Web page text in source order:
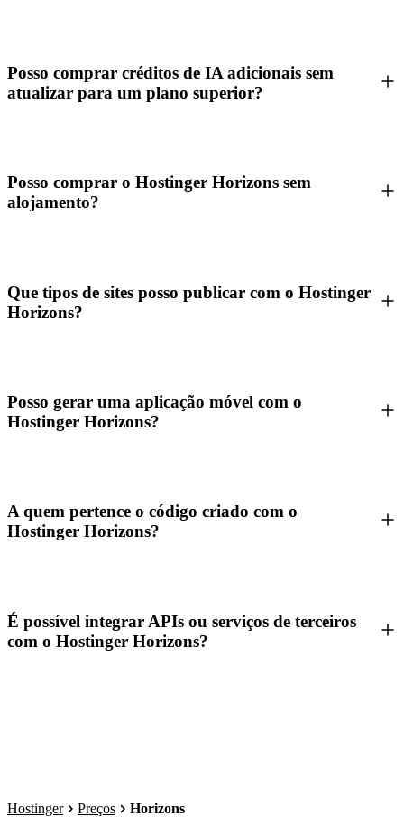
Posso comprar créditos de IA adicionais sem
atualizar para um plano superior?
Posso comprar o Hostinger Horizons sem
alojamento?
Que tipos de sites posso publicar com o Hostinger
Horizons?
Posso gerar uma aplicação móvel com o
Hostinger Horizons?
A quem pertence o código criado com o
Hostinger Horizons?
É possível integrar APIs ou serviços de terceiros
com o Hostinger Horizons?
Hostinger Preços Horizons